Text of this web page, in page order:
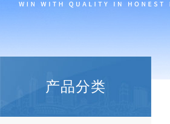
产品分类